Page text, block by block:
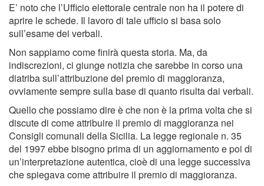
E’ noto che l’Ufficio elettorale centrale non ha il potere di
aprire le schede. Il lavoro di tale ufficio si basa solo
sull’esame dei verbali.
Non sappiamo come finirà questa storia. Ma, da
indiscrezioni, ci giunge notizia che sarebbe in corso una
diatriba sull’attribuzione del premio di maggioranza,
ovviamente sempre sulla base di quanto risulta dai verbali.
Quello che possiamo dire è che non è la prima volta che si
discute di come attribuire il premio di maggioranza nei
Consigli comunali della Sicilia. La legge regionale n. 35
del 1997 ebbe bisogno prima di un aggiornamento e poi di
un’interpretazione autentica, cioè di una legge successiva
che spiegava come attribuire il premio di maggioranza.